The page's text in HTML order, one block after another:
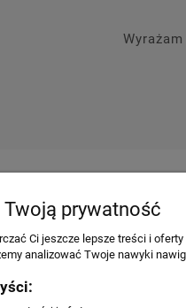
O
Twoją prywatność
Ci jeszcze lepsze treści i
analizować Twoje nawyki